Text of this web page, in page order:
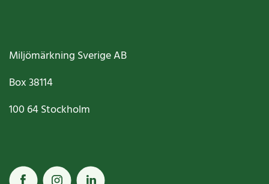
Miljömärkning Sverige AB
Box38114
100 64Stockholm